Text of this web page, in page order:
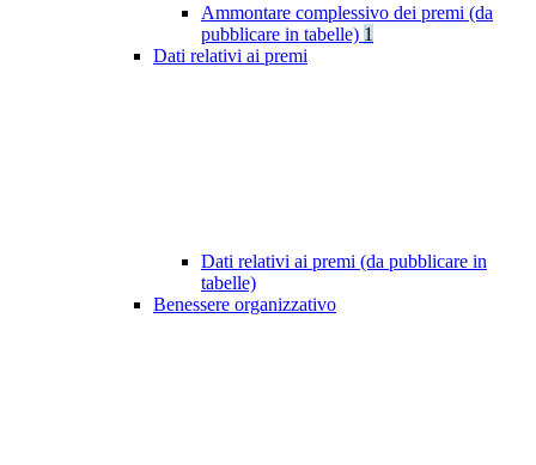
Ammontare complessivo dei premi (da
pubblicare in tabelle) 1
Dati relativi ai premi
Dati relativi ai premi (da pubblicare in
tabelle)
Benessere organizzativo